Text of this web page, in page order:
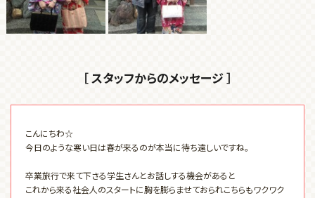
［ スタッフからのメッセージ ］
こんにちわ☆
今日のような寒い日は春が来るのが本当に待ち遠しいですね。
卒業旅行で来て下さる学生さんとお話しする機会があると
これから来る社会人のスタートに胸を膨らませておられこちらもワクワク